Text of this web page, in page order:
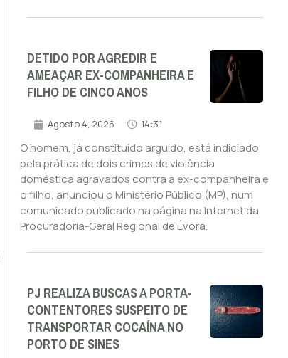
DETIDO POR AGREDIR E
AMEAÇAR EX-COMPANHEIRA E
FILHO DE CINCO ANOS
Agosto 4, 2026 14:31
O homem, já constituído arguido, está indiciado
pela prática de dois crimes de violência
doméstica agravados contra a ex-companheira e
o filho, anunciou o Ministério Público (MP), num
comunicado publicado na página na Internet da
Procuradoria-Geral Regional de Évora.
PJ REALIZA BUSCAS A PORTA-
CONTENTORES SUSPEITO DE
TRANSPORTAR COCAÍNA NO
PORTO DE SINES